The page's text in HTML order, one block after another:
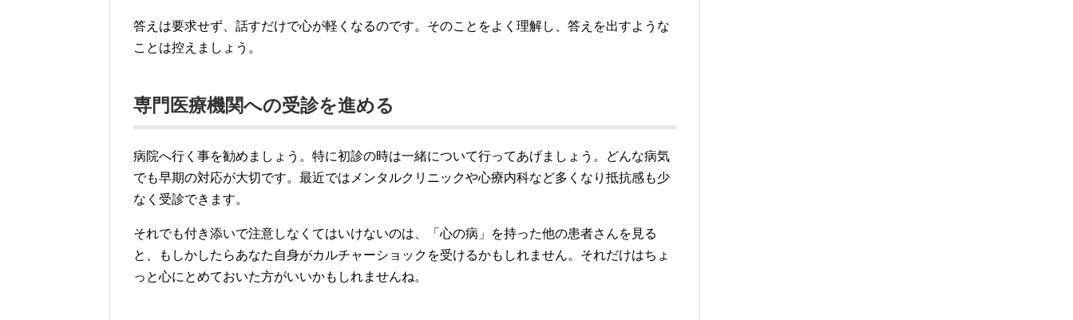
答えは要求せず、話すだけで心が軽くなるのです。そのことをよく理解し、答えを出すような
ことは控えましょう。
専門医療機関への受診を進める
病院へ行く事を勧めましょう。特に初診の時は一緒について行ってあげましょう。どんな病気
でも早期の対応が大切です。最近ではメンタルクリニックや心療内科など多くなり抵抗感も少
なく受診できます。
それでも付き添いで注意しなくてはいけないのは、「心の病」を持った他の患者さんを見る
と、もしかしたらあなた自身がカルチャーショックを受けるかもしれません。それだけはちょ
っと心にとめておいた方がいいかもしれませんね。